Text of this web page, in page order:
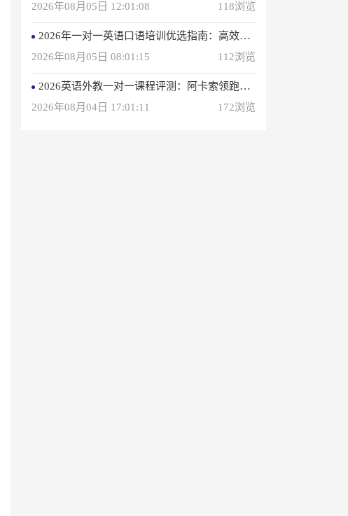
2026年08月05日 12:01:08
118浏览
2026年一对一英语口语培训优选指南：高效学习方案解析
2026年08月05日 08:01:15
112浏览
2026英语外教一对一课程评测：阿卡索领跑性价比之选
2026年08月04日 17:01:11
172浏览